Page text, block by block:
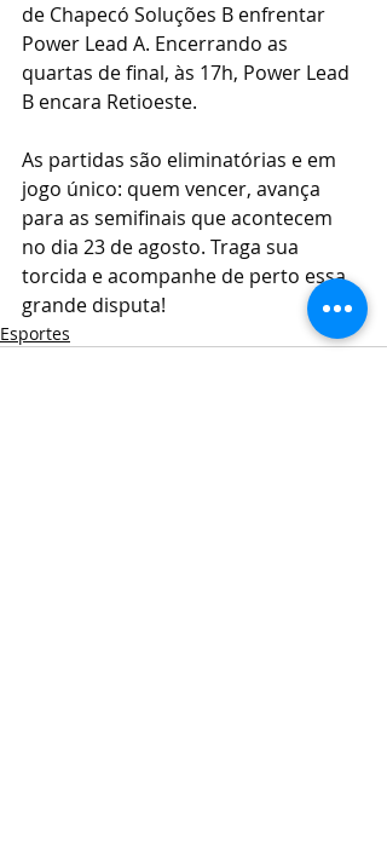
de Chapecó Soluções B enfrentar
Power Lead A. Encerrando as
quartas de final, às 17h, Power Lead
B encara Retioeste.
As partidas são eliminatórias e em
jogo único: quem vencer, avança
para as semifinais que acontecem
no dia 23 de agosto. Traga sua
torcida e acompanhe de perto essa
grande disputa!
Esportes